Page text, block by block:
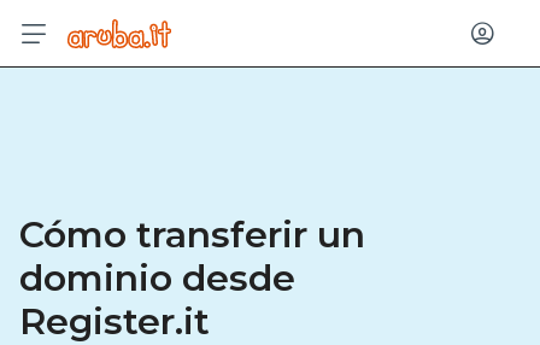
Entrar
Cómo transferir un
dominio desde
Register.it